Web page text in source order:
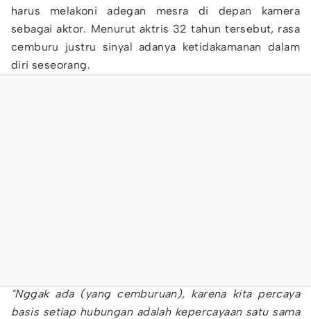
harus melakoni adegan mesra di depan kamera
sebagai aktor. Menurut aktris 32 tahun tersebut, rasa
cemburu justru sinyal adanya ketidakamanan dalam
diri seseorang.
"Nggak ada (yang cemburuan), karena kita percaya
basis setiap hubungan adalah kepercayaan satu sama